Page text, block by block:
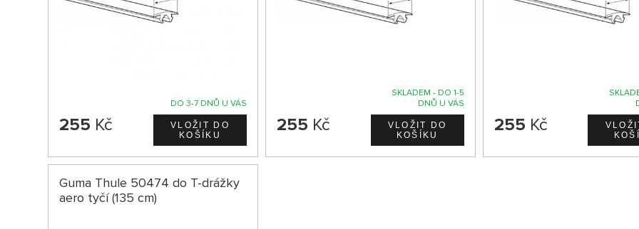
DO 3-7 DNŮ U VÁS
255 Kč
SKLADEM - DO 1-5
DNŮ U VÁS
255 Kč 255 Kč
Guma Thule 50474 do T-drážky
aero tyčí (135 cm)